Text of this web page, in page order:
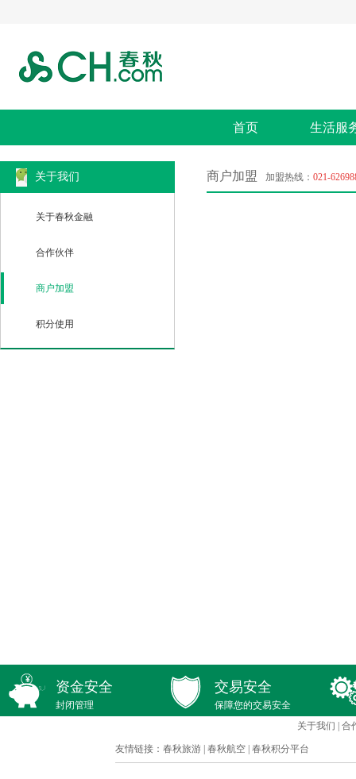
首页 生活服
关于我们
关于春秋金融
合作伙伴
商户加盟
积分使用
商户加盟 加盟热线： 021-
资金安全
封闭管理
交易安全
保障您的交易安全
关于我们
合
友情链接： 春秋旅游 春秋航空 春秋积分平台